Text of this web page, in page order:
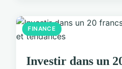
FINANCE
Investir dans un